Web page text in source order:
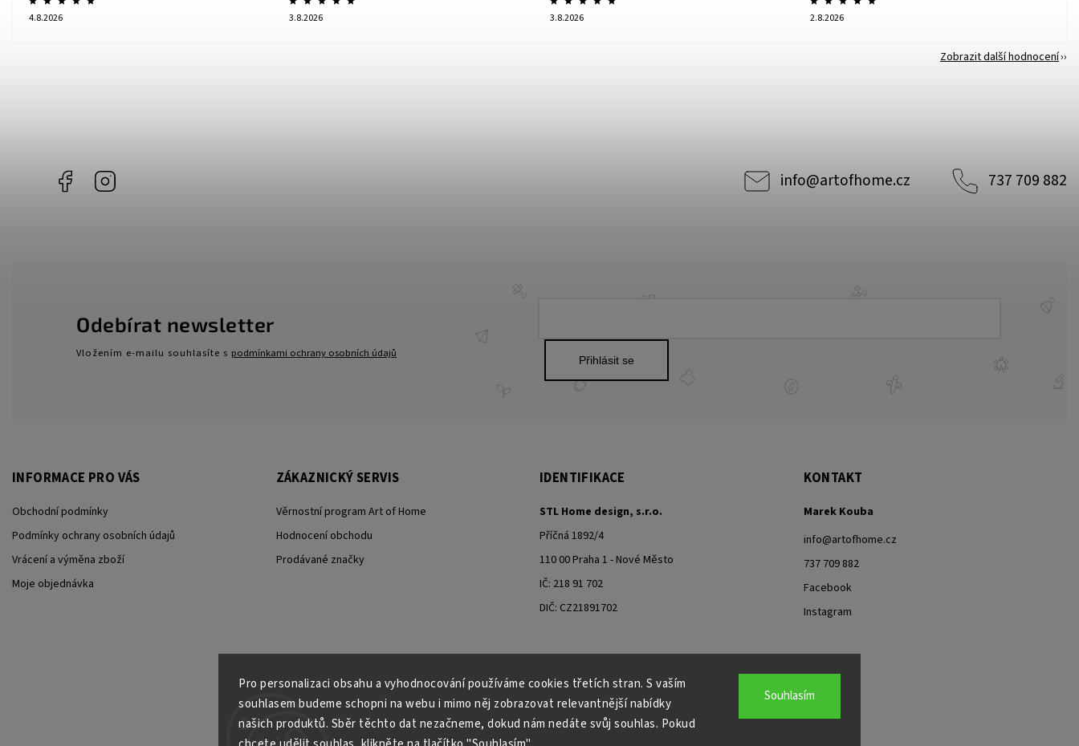
Pro personalizaci obsahu a vyhodnocování používáme cookies třetích stran. S vaším
souhlasem budeme schopni na webu i mimo něj zobrazovat relevantnější nabídky
našich produktů. Sběr těchto dat nezačneme, dokud nám nedáte svůj souhlas. Pokud
Souhlasím
4.8.2026 3.8.2026 3.8.2026 2.8.2026
Zobrazit další hodnocení
Facebook info@artofhome.cz 737 709 882
Odebírat newsletter
Vložením e-mailu souhlasíte s podmínkami ochrany osobních údajů
Přihlásit se
INFORMACE PRO VÁS
Obchodní podmínky
Podmínky ochrany osobních údajů
Vrácení a výměna zboží
Moje objednávka
ZÁKAZNICKÝ SERVIS
Věrnostní program Art of Home
Hodnocení obchodu
Prodávané značky
IDENTIFIKACE
STL Home design, s.r.o.
Příčná 1892/4
110 00 Praha 1 - Nové Město
IČ: 218 91 702
DIČ: CZ21891702
KONTAKT
Marek Kouba
info@artofhome.cz
737 709 882
Facebook
Instagram
Moje objednávka - odstoupení od smlouvy